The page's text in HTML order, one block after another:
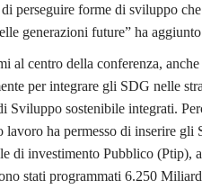
perseguire forme di sviluppo
generazioni future” ha
al centro della conferenza,
per integrare gli SDG nelle
Sviluppo sostenibile integrati.
lavoro ha permesso di inserire
di investimento Pubblico (Ptip),
stati programmati 6.250